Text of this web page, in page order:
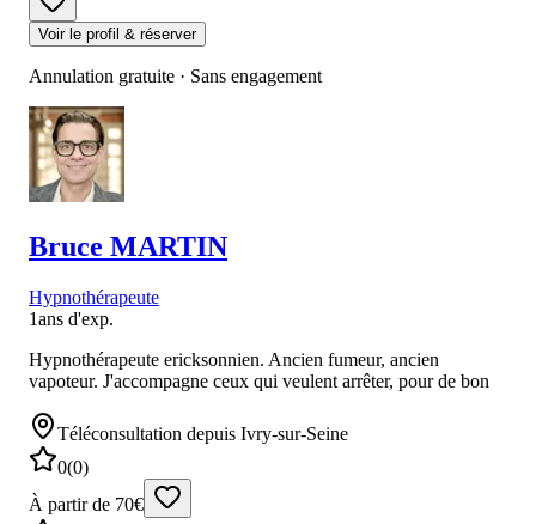
Voir le profil & réserver
Annulation gratuite · Sans engagement
Bruce MARTIN
Hypnothérapeute
1ans d'exp.
Hypnothérapeute ericksonnien. Ancien fumeur, ancien
vapoteur. J'accompagne ceux qui veulent arrêter, pour de bon
Téléconsultation depuis Ivry-sur-Seine
0(0)
À partir de 70€